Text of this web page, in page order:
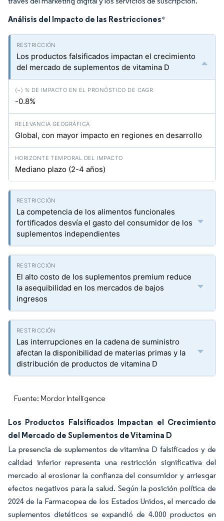
Análisis del Impacto de las Restricciones*
Los productos falsificados impactan el crecimiento
del mercado de suplementos de vitamina D
-0.8%
Global, con mayor impacto en regiones en desarrollo
Mediano plazo (2-4 años)
La competencia de los alimentos funcionales
fortificados desvía el gasto del consumidor de los
suplementos independientes
El alto costo de los suplementos premium reduce
la asequibilidad en los mercados de bajos
ingresos
Las interrupciones en la cadena de suministro
afectan la disponibilidad de materias primas y la
distribución de productos de vitamina D
Fuente: Mordor Intelligence
Los Productos Falsificados Impactan el Crecimiento
del Mercado de Suplementos de Vitamina D
La presencia de suplementos de vitamina D falsificados y de
calidad inferior representa una restricción significativa del
mercado al erosionar la confianza del consumidor y arriesgar
efectos negativos para la salud. Según la posición política de
2024 de la Farmacopea de los Estados Unidos, el mercado de
suplementos dietéticos se expandió de 4.000 productos en